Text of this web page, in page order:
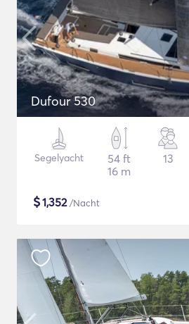
Dufour 530
Segelyacht
54 ft
16 m
13
$1,352/Nacht